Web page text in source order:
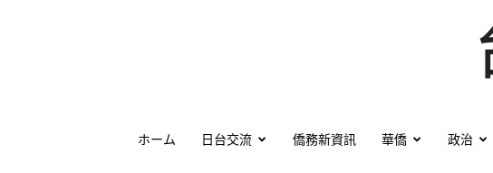
ホーム 日台交流 僑務新資訊 華僑 政治